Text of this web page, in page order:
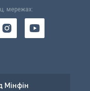
мережах:
Мінфін